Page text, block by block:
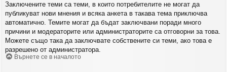
Заключените теми са теми, в които потребителите не могат да
публикуват нови мнения и всяка анкета в такава тема приключва
автоматично. Темите могат да бъдат заключвани поради много
причини и модераторите или администраторите са отговорни за това.
Можете също така да заключвате собствените си теми, ако това е
разрешено от администратора.
Върнете се в началото